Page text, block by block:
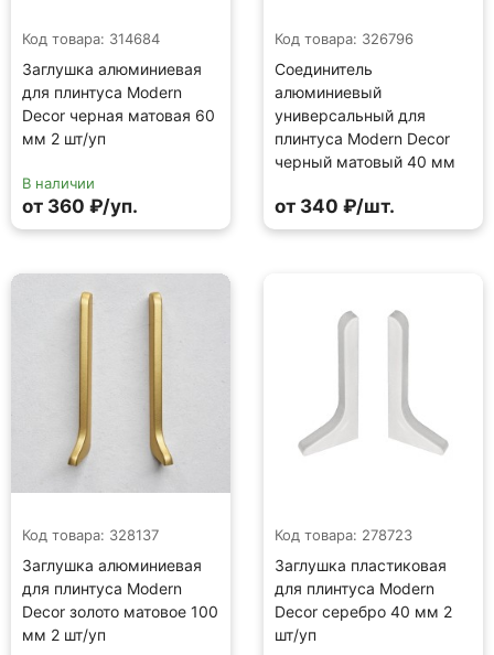
Код товара: 314684
Заглушка алюминиевая
для плинтуса Modern
Decor черная матовая 60
мм 2 шт/уп
В наличии
от 360 ₽/уп.
Код товара: 326796
Соединитель
алюминиевый
универсальный для
плинтуса Modern Decor
черный матовый 40 мм
от 340 ₽/шт.
Код товара: 328137
Заглушка алюминиевая
для плинтуса Modern
Decor золото матовое 100
мм 2 шт/уп
Код товара: 278723
Заглушка пластиковая
для плинтуса Modern
Decor серебро 40 мм 2
шт/уп